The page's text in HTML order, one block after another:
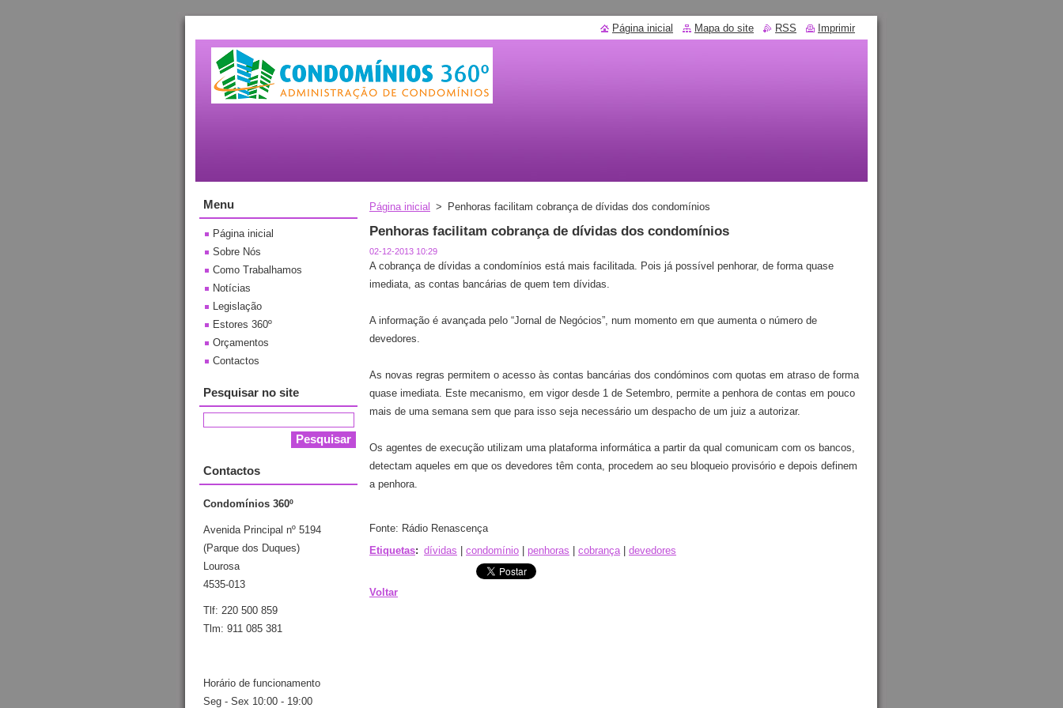
Página inicial > Penhoras facilitam cobrança de dívidas dos condomínios
Penhoras facilitam cobrança de dívidas dos condomínios
02-12-2013 10:29
A cobrança de dívidas a condomínios está mais facilitada. Pois já possível penhorar, de forma quase
imediata, as contas bancárias de quem tem dívidas.
A informação é avançada pelo “Jornal de Negócios”, num momento em que aumenta o número de
devedores.
As novas regras permitem o acesso às contas bancárias dos condóminos com quotas em atraso de forma
quase imediata. Este mecanismo, em vigor desde 1 de Setembro, permite a penhora de contas em pouco
mais de uma semana sem que para isso seja necessário um despacho de um juiz a autorizar.
Os agentes de execução utilizam uma plataforma informática a partir da qual comunicam com os bancos,
detectam aqueles em que os devedores têm conta, procedem ao seu bloqueio provisório e depois definem
a penhora.
Fonte: Rádio Renascença
Etiquetas: dívidas condomínio penhoras cobrança devedores
Voltar
Menu
Página inicial
Sobre Nós
Como Trabalhamos
Notícias
Legislação
Estores 360º
Orçamentos
Contactos
Pesquisar no site
Contactos
Condomínios 360º
Avenida Principal nº 5194
(Parque dos Duques)
Lourosa
4535-013
Tlf: 220 500 859
Tlm: 911 085 381
Horário de funcionamento
Seg - Sex 10:00 - 19:00
Página inicial Mapa do site RSS Imprimir